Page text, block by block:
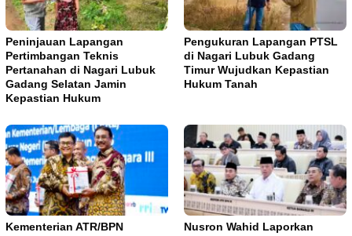
Peninjauan Lapangan
Pertimbangan Teknis
Pertanahan di Nagari Lubuk
Gadang Selatan Jamin
Kepastian Hukum
Pengukuran Lapangan PTSL
di Nagari Lubuk Gadang
Timur Wujudkan Kepastian
Hukum Tanah
Kementerian ATR/BPN
Nusron Wahid Laporkan